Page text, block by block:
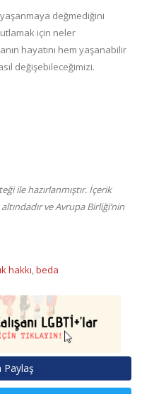
değmediğini
için neler
hayatını hem yaşanabilir
değişebileceğimizi.
ile hazırlanmıştır. İçerik
ve Avrupa Birliği’nin
hakkı,beda